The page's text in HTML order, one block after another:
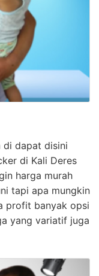
di dapat disini
di Kali Deres
harga murah
tapi apa mungkin
profit banyak opsi
yang variatif juga